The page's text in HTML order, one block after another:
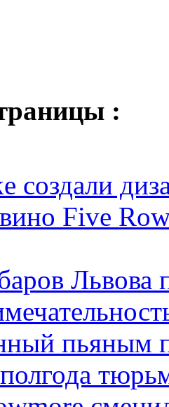
:
создали
Five
пьяным